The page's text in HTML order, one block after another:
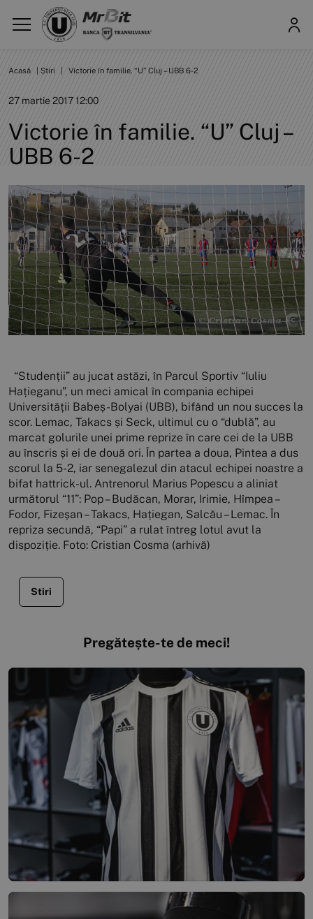
Acasă Știri Victorie în familie. “U” Cluj – UBB 6-2
27 martie 2017 12:00
Victorie în familie. “U” Cluj –
UBB 6-2
“Studenții” au jucat astăzi, în Parcul Sportiv “Iuliu
Hațieganu”, un meci amical în compania echipei
Universității Babeș-Bolyai (UBB), bifând un nou succes la
scor. Lemac, Takacs și Seck, ultimul cu o “dublă”, au
marcat golurile unei prime reprize în care cei de la UBB
au înscris și ei de două ori. În partea a doua, Pintea a dus
scorul la 5-2, iar senegalezul din atacul echipei noastre a
bifat hattrick-ul. Antrenorul Marius Popescu a aliniat
următorul “11”: Pop – Budăcan, Morar, Irimie, Hîmpea –
Fodor, Fizeșan – Takacs, Hațiegan, Salcău – Lemac. În
repriza secundă, “Papi” a rulat întreg lotul avut la
dispoziție. Foto: Cristian Cosma (arhivă)
Stiri
Pregătește-te de meci!